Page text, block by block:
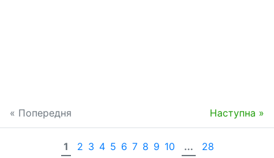
« Попередня Наступна »
1 2 3 4 5 6 7 8 9 10 ... 28